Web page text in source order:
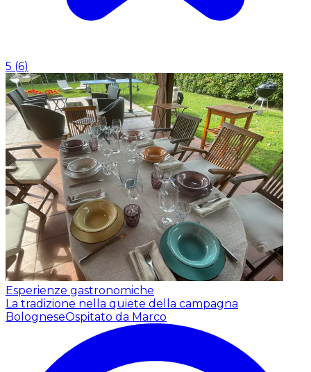
5 (6)
Esperienze gastronomiche
La tradizione nella quiete della campagna
BologneseOspitato da Marco